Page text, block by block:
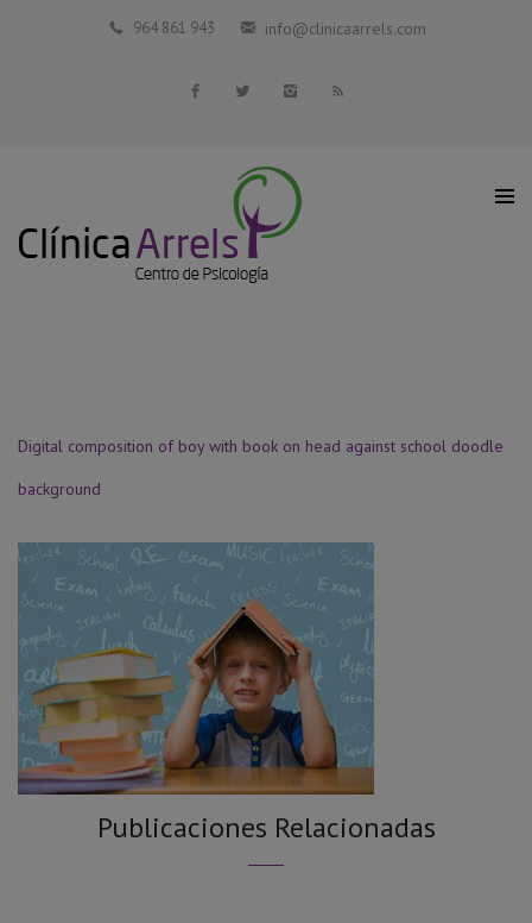
Blog
964 861 943 info@clinicaarrels.com
Digital composition of boy with book on head against school doodle
background
Publicaciones Relacionadas